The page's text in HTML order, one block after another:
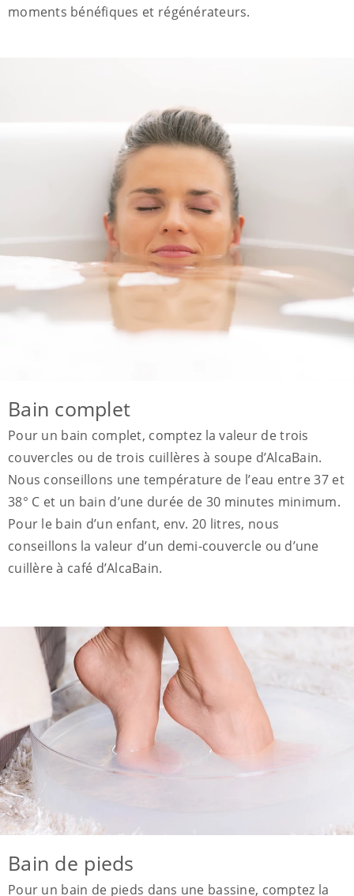
moments bénéfiques et régénérateurs.
Bain complet
Pour un bain complet, comptez la valeur de trois
couvercles ou de trois cuillères à soupe d’AlcaBain.
Nous conseillons une température de l’eau entre 37 et
38° C et un bain d’une durée de 30 minutes minimum.
Pour le bain d’un enfant, env. 20 litres, nous
conseillons la valeur d’un demi-couvercle ou d’une
cuillère à café d’AlcaBain.
Bain de pieds
Pour un bain de pieds dans une bassine, comptez la